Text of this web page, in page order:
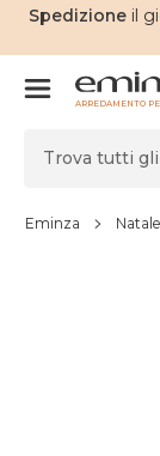
Spedizione il
ARREDAMENTO
Eminza Natale